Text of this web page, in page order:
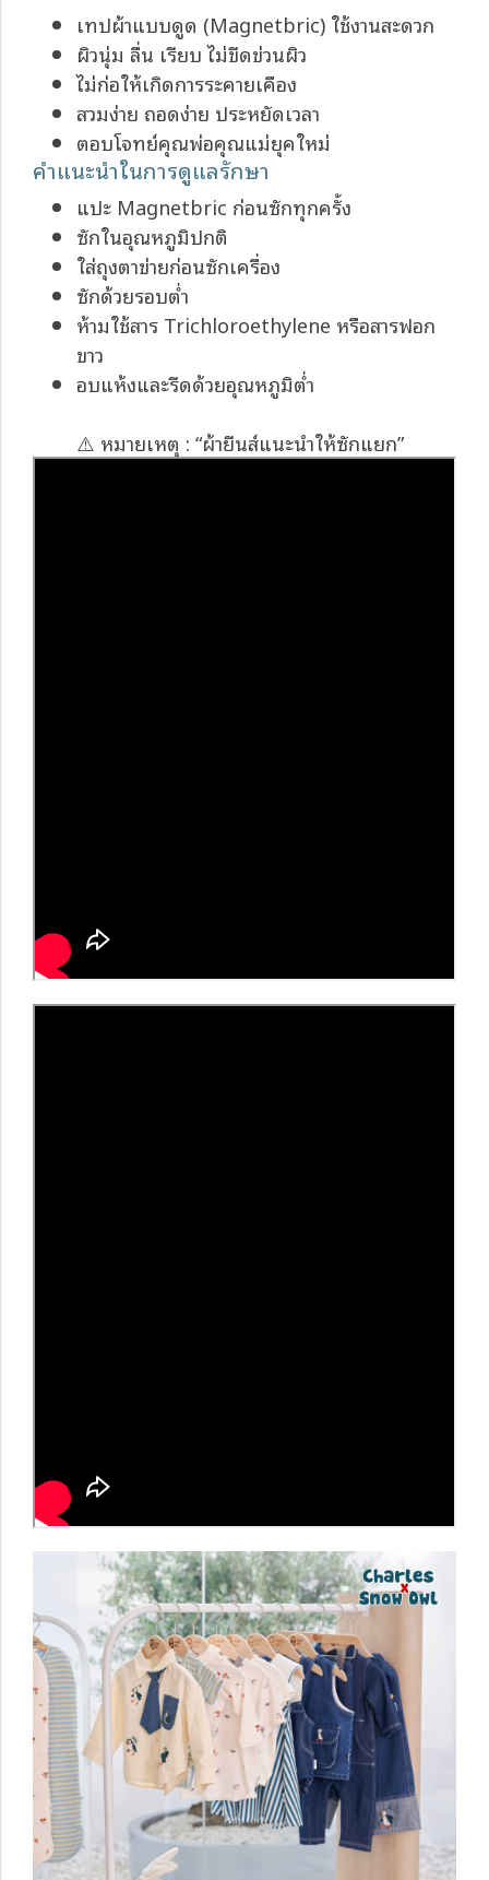
เทปผ้าแบบดูด (Magnetbric) ใช้งานสะดวก
ผิวนุ่ม ลื่น เรียบ ไม่ขีดข่วนผิว
ไม่ก่อให้เกิดการระคายเคือง
สวมง่าย ถอดง่าย ประหยัดเวลา
ตอบโจทย์คุณพ่อคุณแม่ยุคใหม่
คำแนะนำในการดูแลรักษา
แปะ Magnetbric ก่อนซักทุกครั้ง
ซักในอุณหภูมิปกติ
ใส่ถุงตาข่ายก่อนซักเครื่อง
ซักด้วยรอบต่ำ
ห้ามใช้สาร Trichloroethylene หรือสารฟอก
ขาว
อบแห้งและรีดด้วยอุณหภูมิต่ำ
⚠️ หมายเหตุ : “ผ้ายีนส์แนะนำให้ซักแยก”